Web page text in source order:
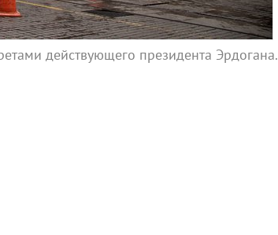
действующего президента Эрдогана.